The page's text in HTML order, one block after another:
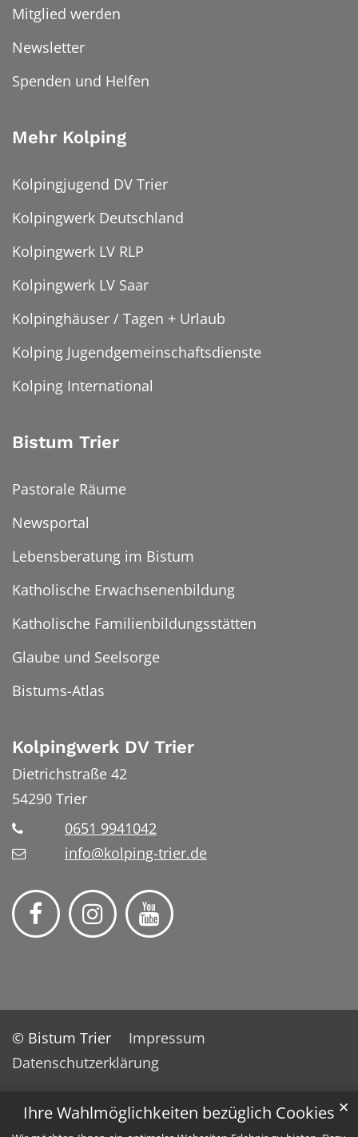
Ihre Wahlmöglichkeiten bezüglich Cookies ✕
Mitglied werden
Newsletter
Spenden und Helfen
Mehr Kolping
Kolpingjugend DV Trier
Kolpingwerk Deutschland
Kolpingwerk LV RLP
Kolpingwerk LV Saar
Kolpinghäuser / Tagen + Urlaub
Kolping Jugendgemeinschaftsdienste
Kolping International
Bistum Trier
Pastorale Räume
Newsportal
Lebensberatung im Bistum
Katholische Erwachsenenbildung
Katholische Familienbildungsstätten
Glaube und Seelsorge
Bistums-Atlas
Kolpingwerk DV Trier
Dietrichstraße 42
54290 Trier
0651 9941042
info@kolping-trier.de
© Bistum Trier
Impressum
Datenschutzerklärung